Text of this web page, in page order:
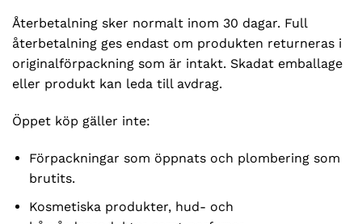
Återbetalning sker normalt inom 30 dagar. Full
återbetalning ges endast om produkten returneras i
originalförpackning som är intakt. Skadat emballage
eller produkt kan leda till avdrag.
Öppet köp gäller inte:
Förpackningar som öppnats och plombering som
brutits.
Kosmetiska produkter, hud- och